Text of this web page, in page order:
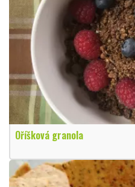
Oříšková granola